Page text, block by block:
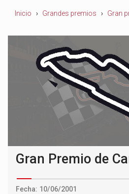
Inicio Grandes premios Gran
Gran Premio de
Fecha: 10/06/2001